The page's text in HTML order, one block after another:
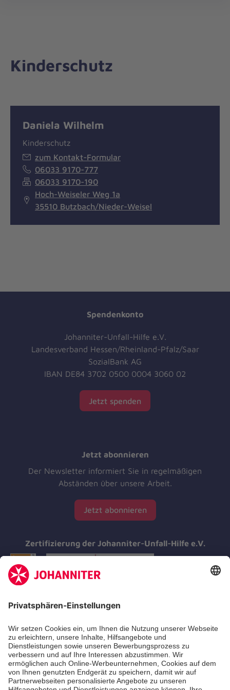
Kinderschutz
Daniela Wilhelm
Kinderschutz
zum Kontakt-Formular
06033 9170-777
06033 9170-190
Hoch-Weiseler Weg 1a
35510 Butzbach/Nieder-Weisel
Spendenkonto
Johanniter-Unfall-Hilfe e.V.
Landesverband Hessen/Rheinland-Pfalz/Saar
SozialBank AG
IBAN DE84 3702 0500 0004 3060 02
Jetzt spenden
Jetzt abonnieren
Der Newsletter informiert Sie in regelmäßigen
Abständen über unsere Arbeit.
Jetzt abonnieren
Zertifizierung der Johanniter-Unfall-Hilfe e.V.
Aus- & Fortbildungen
Erste-Hilfe-Kurse
Jobs & Ehrenamt